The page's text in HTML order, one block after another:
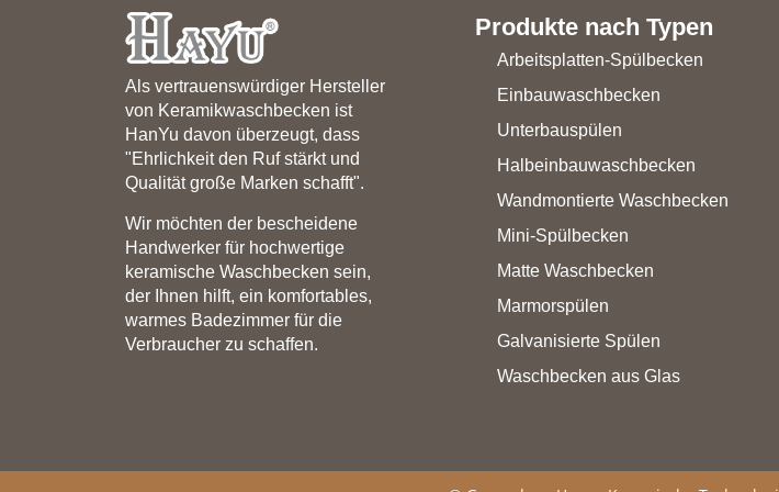
Als vertrauenswürdiger Hersteller
von Keramikwaschbecken ist
HanYu davon überzeugt, dass
"Ehrlichkeit den Ruf stärkt und
Qualität große Marken schafft".
Wir möchten der bescheidene
Handwerker für hochwertige
keramische Waschbecken sein,
der Ihnen hilft, ein komfortables,
warmes Badezimmer für die
Verbraucher zu schaffen.
Produkte nach Typen
Arbeitsplatten-Spülbecken
Einbauwaschbecken
Unterbauspülen
Halbeinbauwaschbecken
Wandmontierte Waschbecken
Mini-Spülbecken
Matte Waschbecken
Marmorspülen
Galvanisierte Spülen
Waschbecken aus Glas